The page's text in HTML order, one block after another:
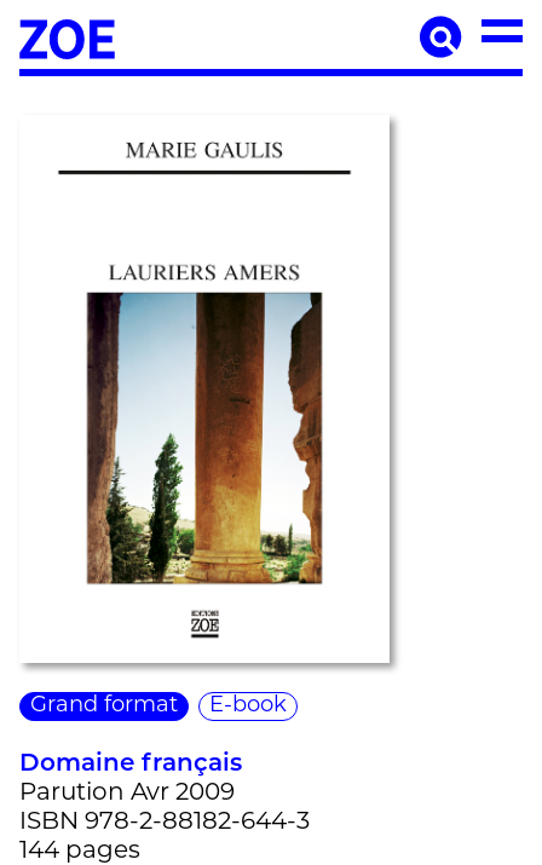
Accueil
À paraître
Auteur·ices
Les éditions Zoé
Diffusion
Médiation culturelle
Manuscrits
Foreign rights
Contact
Mentions légales
Newsletter
Grand format E-book
Domaine français
Parution Avr 2009
ISBN 978-2-88182-644-3
144 pages